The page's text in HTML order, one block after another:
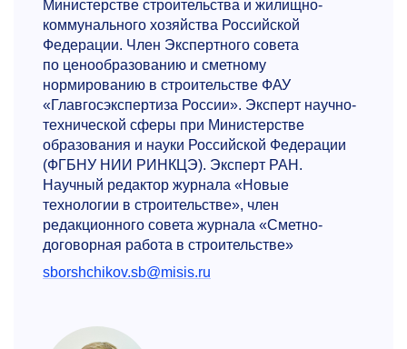
Министерстве строительства и жилищно-
коммунального хозяйства Российской
Федерации. Член Экспертного совета
по ценообразованию и сметному
нормированию в строительстве ФАУ
«Главгосэкспертиза России». Эксперт научно-
технической сферы при Министерстве
образования и науки Российской Федерации
(ФГБНУ НИИ РИНКЦЭ). Эксперт РАН.
Научный редактор журнала «Новые
технологии в строительстве», член
редакционного совета журнала «Сметно-
договорная работа в строительстве»
sborshchikov.sb@misis.ru